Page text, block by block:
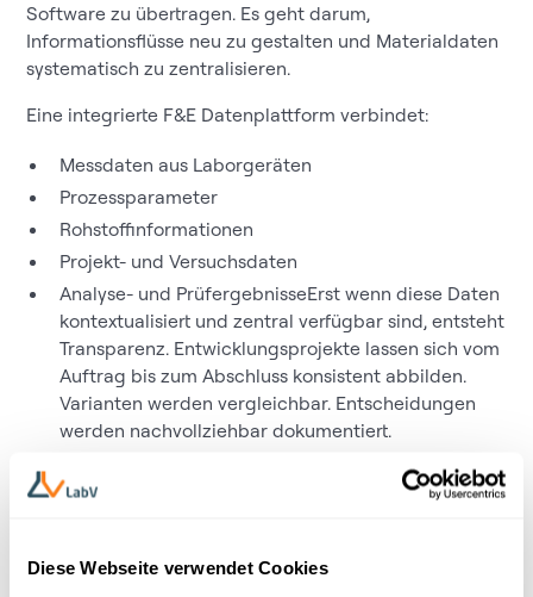
Diese Webseite verwendet Cookies
Software zu übertragen. Es geht darum,
Informationsflüsse neu zu gestalten und Materialdaten
systematisch zu zentralisieren.
Eine integrierte F&E Datenplattform verbindet:
Messdaten aus Laborgeräten
Prozessparameter
Rohstoffinformationen
Projekt- und Versuchsdaten
Analyse- und PrüfergebnisseErst wenn diese Daten
kontextualisiert und zentral verfügbar sind, entsteht
Transparenz. Entwicklungsprojekte lassen sich vom
Auftrag bis zum Abschluss konsistent abbilden.
Varianten werden vergleichbar. Entscheidungen
werden nachvollziehbar dokumentiert.
Schlichtweg alle für die F&E relevanten Daten. Damit
notwendigen Übel und einen administrativen Aufwand